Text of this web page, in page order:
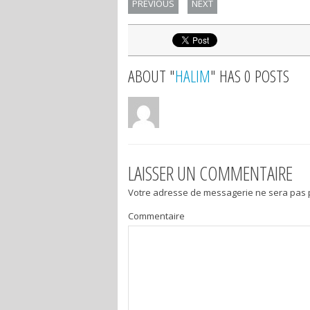
PREVIOUS NEXT
ABOUT "HALIM" HAS 0 POSTS
LAISSER UN COMMENTAIRE
Votre adresse de messagerie ne sera pas
Commentaire